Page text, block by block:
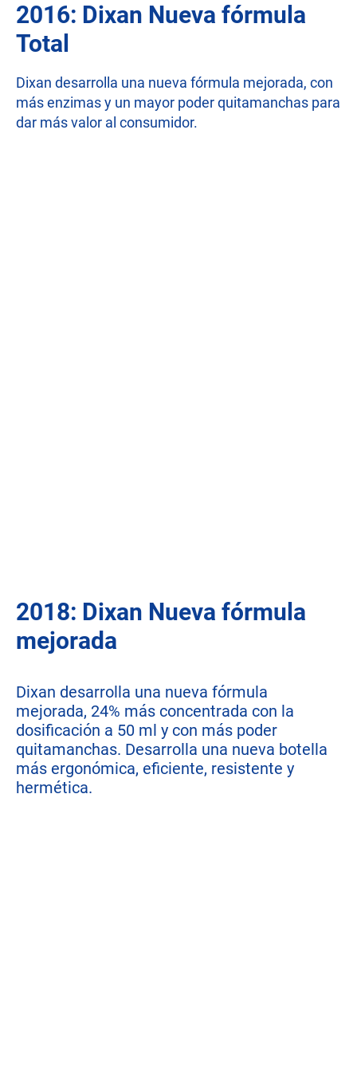
2016: Dixan Nueva fórmula
Total
Dixan desarrolla una nueva fórmula mejorada, con
más enzimas y un mayor poder quitamanchas para
dar más valor al consumidor.
2018: Dixan Nueva fórmula
mejorada
Dixan desarrolla una nueva fórmula
mejorada, 24% más concentrada con la
dosificación a 50 ml y con más poder
quitamanchas. Desarrolla una nueva botella
más ergonómica, eficiente, resistente y
hermética.